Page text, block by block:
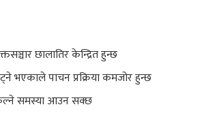
छालातिर केन्द्रित हुन्छ
भएकाले पाचन प्रक्रिया कमजोर हुन्छ
समस्या आउन सक्छ